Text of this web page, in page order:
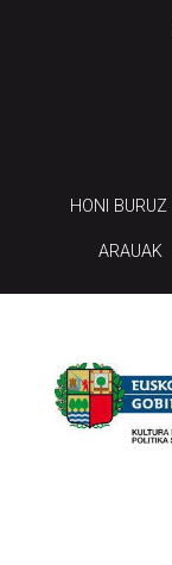
HONI BURUZ
ARAUAK